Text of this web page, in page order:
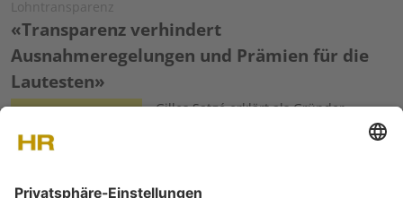
Lohntransparenz
«Transparenz verhindert
Ausnahmeregelungen und Prämien für die
Lautesten»
Image
Gilles Satgé erklärt als Gründer,
Mehrheitsaktionär und CEO des HR-
Lohntransparenz.